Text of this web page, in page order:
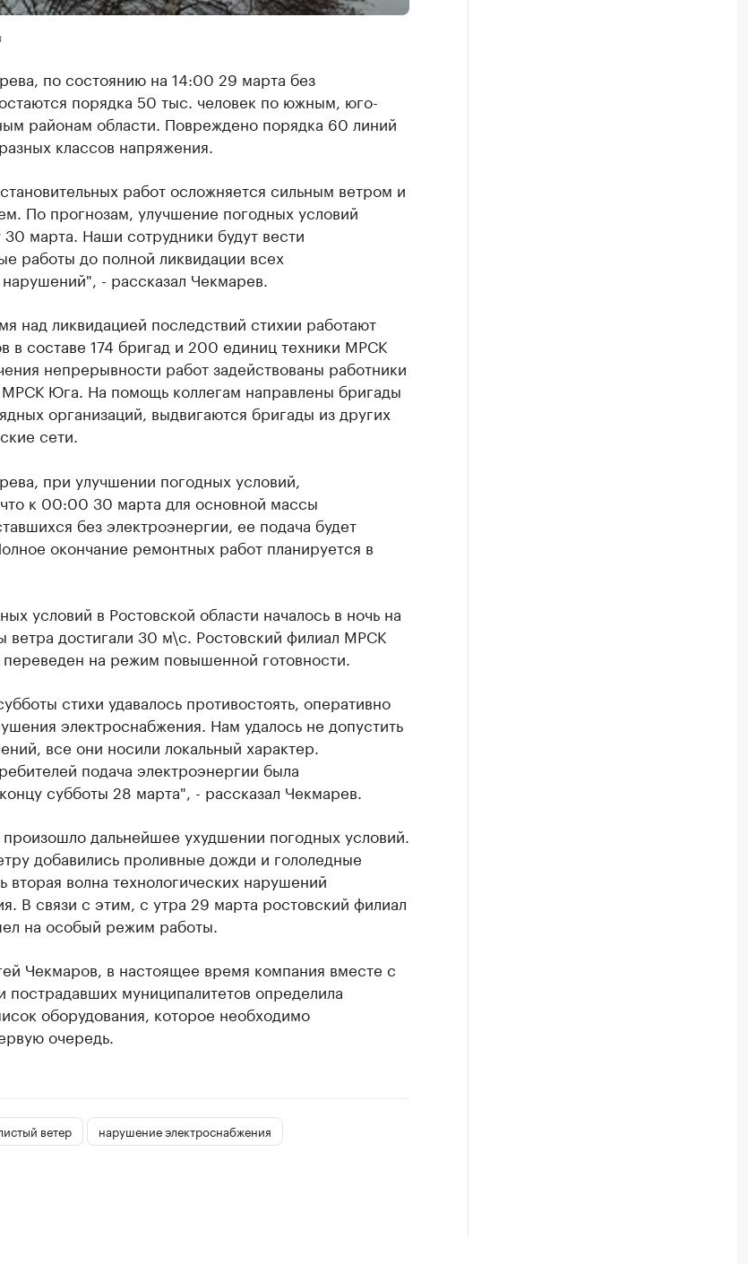
по состоянию на 14:00 29 марта без
порядка 50 тыс. человек по южным, юго-
районам области. Повреждено порядка 60 линий
классов напряжения.
работ осложняется сильным ветром и
По прогнозам, улучшение погодных условий
марта. Наши сотрудники будут вести
работы до полной ликвидации всех
- рассказал Чекмарев.
над ликвидацией последствий стихии работают
в составе 174 бригад и 200 единиц техники МРСК
непрерывности работ задействованы работники
МРСК Юга. На помощь коллегам направлены бригады
организаций, выдвигаются бригады из других
сети.
при улучшении погодных условий,
к 00:00 30 марта для основной массы
без электроэнергии, ее подача будет
окончание ремонтных работ планируется в
условий в Ростовской области началось в ночь на
ветра достигали 30 м\с. Ростовский филиал МРСК
на режим повышенной готовности.
стихи удавалось противостоять, оперативно
электроснабжения. Нам удалось не допустить
все они носили локальный характер.
подача электроэнергии была
субботы 28 марта", - рассказал Чекмарев.
дальнейшее ухудшении погодных условий.
добавились проливные дожди и гололедные
вторая волна технологических нарушений
В связи с этим, с утра 29 марта ростовский филиал
на особый режим работы.
Чекмаров, в настоящее время компания вместе с
пострадавших муниципалитетов определила
оборудования, которое необходимо
очередь.
ветер нарушение электроснабжения